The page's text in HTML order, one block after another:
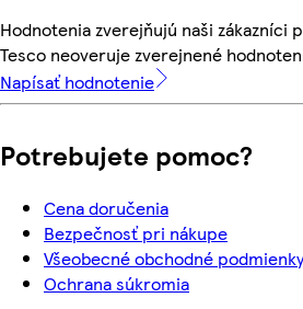
Hodnotenia zverejňujú naši zákazníci
Tesco neoveruje zverejnené
Napísať hodnotenie
Potrebujete pomoc?
Cena doručenia
Bezpečnosť pri nákupe
Všeobecné obchodné podmienky
Ochrana súkromia